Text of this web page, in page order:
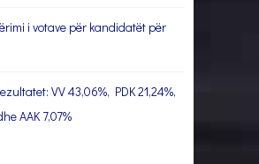
i votave për kandidatët për
VV 43,06%, PDK 21,24%,
AAK 7,07%